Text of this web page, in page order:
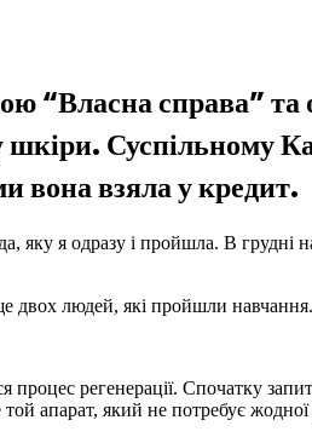
“Власна справа”
шкіри. Суспільному
вона взяла у кредит.
яку я одразу і пройшла. В грудні
двох людей, які пройшли навчання.
регенерації. Спочатку
апарат, який не потребує